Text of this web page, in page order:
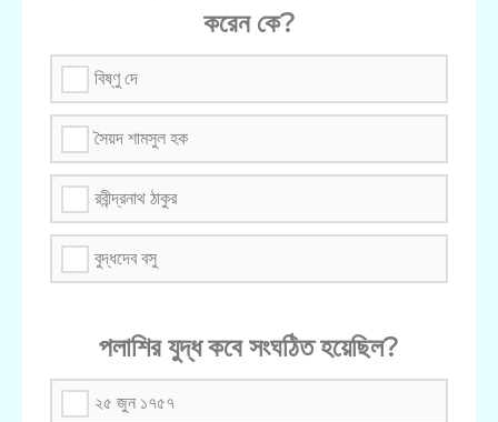
করেন কে?
বিষ্ণু দে
সৈয়দ শামসুল হক
রবীন্দ্রনাথ ঠাকুর
বুদ্ধদেব বসু
পলাশির যুদ্ধ কবে সংঘঠিত হয়েছিল?
২৫ জুন ১৭৫৭